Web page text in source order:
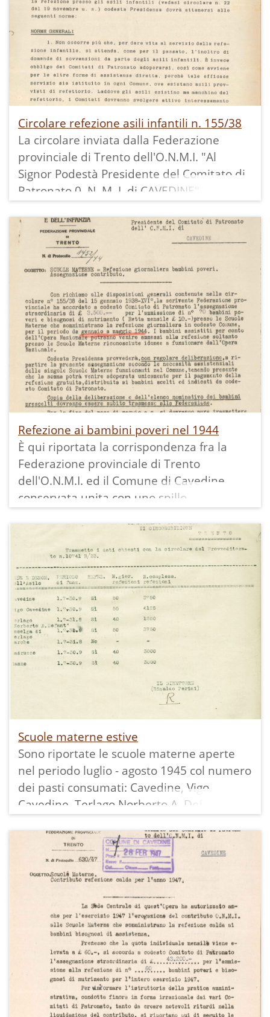
Circolare refezione asili infantili n. 155/38
La circolare inviata dalla Federazione
provinciale di Trento dell'O.N.M.I. "Al
Signor Podestà Presidente del Comitato di
Patronato 0. N. M. I. di CAVEDINE"
Patronato ad adoperarsi affinché il servizio
di refezione scolastica per i bambini poveri
sia istituito in ogni Comune, ove esistano
asili provvisti di refettorio e non solo su
espressa richiesta da parte loro, purché
riconosciuti idonei in base alla legge del
1926.
Esplicita le condizioni di accesso al servizio
e finanzia £. 8 mensili per ogni bambino
povero da gennaio a maggio ponendo la
soglia di un massimo di 60 bambini.
Refezione ai bambini poveri nel 1944
È qui riportata la corrispondenza fra la
Federazione provinciale di Trento
dell'O.N.M.I. ed il Comune di Cavedine,
conservata unita con uno spillo.
con al circolare n. 155 del 1938 presente in
Scuole materne estive
Sono riportate le scuole materne aperte
nel periodo luglio - agosto 1945 col numero
dei pasti consumati: Cavedine, Vigo
Cavedine, Terlago Norberto A. Defant,
Sarche ha funzionato ma senza refezione.